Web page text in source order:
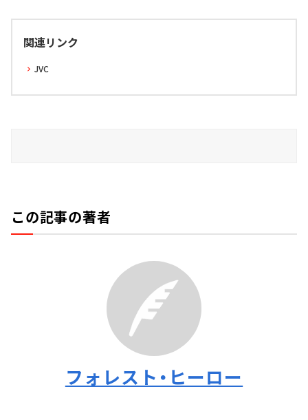
関連リンク
JVC
この記事の著者
フォレスト・ヒーロー